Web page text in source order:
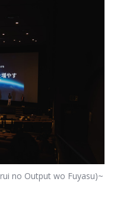
no Output wo Fuyasu)~